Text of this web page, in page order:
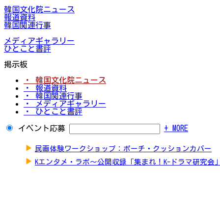
韓国文化院ニュース
報道資料
韓国関連行事
メディアギャラリー
ひとこと書評
掲示板
・ 韓国文化院ニュース
・ 報道資料
・ 韓国関連行事
・ メディアギャラリー
・ ひとこと書評
イベント応募 + MORE
▶ 民画体験ワークショップ：ポーチ・クッションカバー
▶ Kエンタメ・ラボ～公開収録「集まれ！K-ドラマ研究会